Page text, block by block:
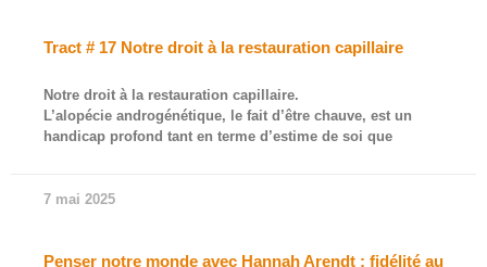
Tract # 17 Notre droit à la restauration capillaire
Notre droit à la restauration capillaire.
L’alopécie androgénétique, le fait d’être chauve, est un
handicap profond tant en terme d’estime de soi que
7 mai 2025
Penser notre monde avec Hannah Arendt : fidélité au